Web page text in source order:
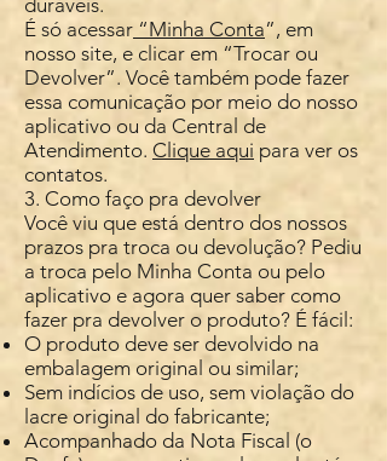
duráveis.
É só acessar “Minha Conta”, em
nosso site, e clicar em “Trocar ou
Devolver”. Você também pode fazer
essa comunicação por meio do nosso
aplicativo ou da Central de
Atendimento. Clique aqui para ver os
contatos.
3. Como faço pra devolver
Você viu que está dentro dos nossos
prazos pra troca ou devolução? Pediu
a troca pelo Minha Conta ou pelo
aplicativo e agora quer saber como
fazer pra devolver o produto? É fácil:
O produto deve ser devolvido na
embalagem original ou similar;
Sem indícios de uso, sem violação do
lacre original do fabricante;
Acompanhado da Nota Fiscal (o